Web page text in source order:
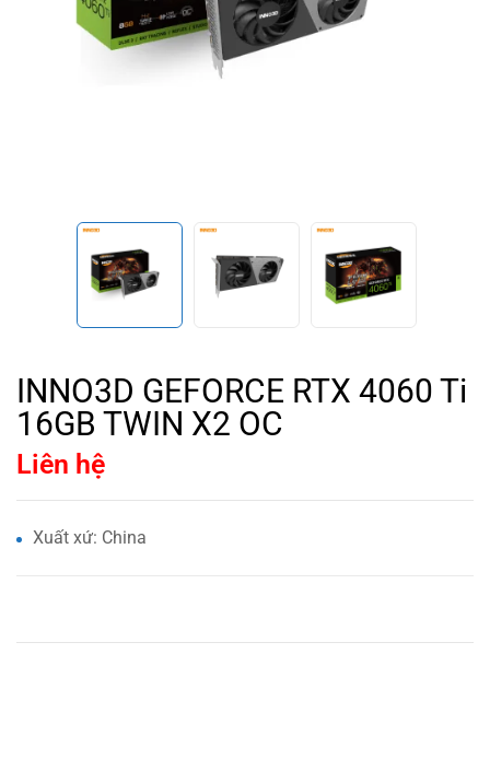
INNO3D GEFORCE RTX 4060 Ti
16GB TWIN X2 OC
Liên hệ
Xuất xứ: China